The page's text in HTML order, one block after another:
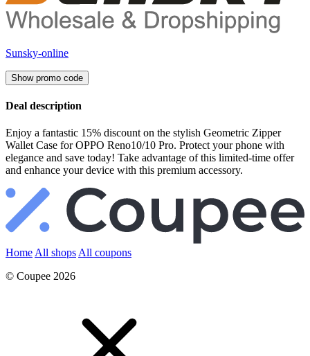
Sunsky-online
Show promo code
Deal description
Enjoy a fantastic 15% discount on the stylish Geometric Zipper
Wallet Case for OPPO Reno10/10 Pro. Protect your phone with
elegance and save today! Take advantage of this limited-time offer
and enhance your device with this premium accessory.
Home All shops All coupons
© Coupee 2026